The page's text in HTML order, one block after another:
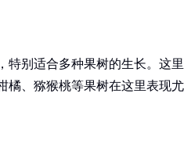
别适合多种果树的生长。这
、猕猴桃等果树在这里表现